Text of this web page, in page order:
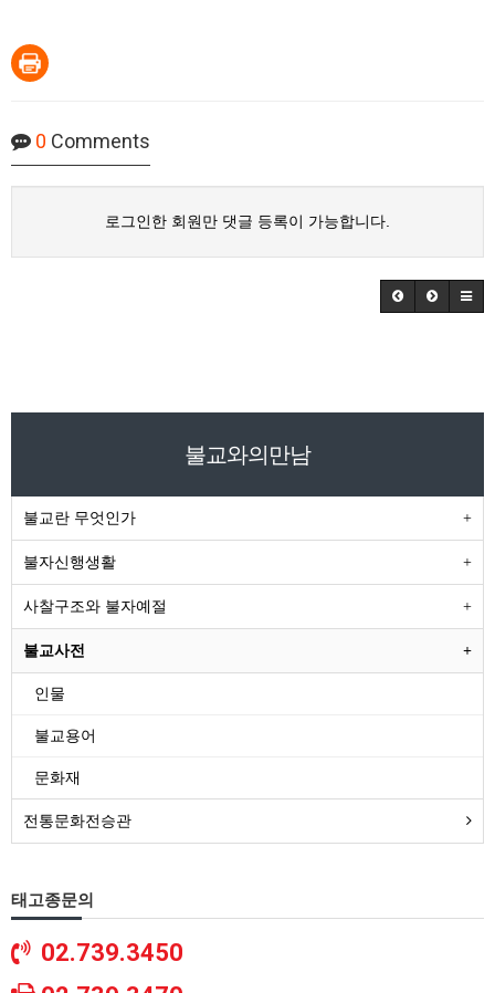
0 Comments
로그인한 회원만 댓글 등록이 가능합니다.
불교와의만남
불교란 무엇인가
불자신행생활
사찰구조와 불자예절
불교사전
인물
불교용어
문화재
전통문화전승관
태고종문의
02.739.3450